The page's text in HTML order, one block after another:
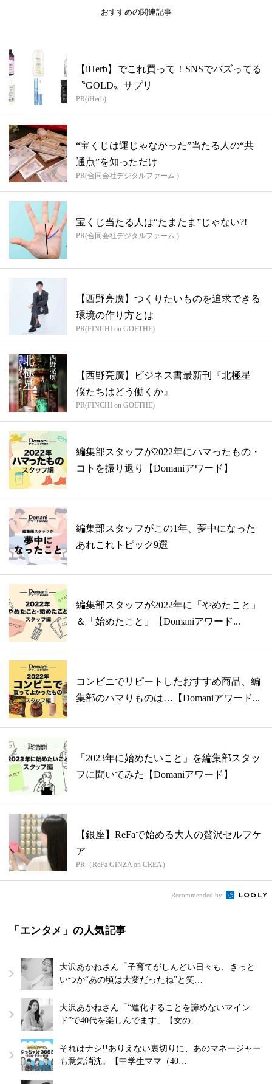
おすすめの関連記事
【iHerb】でこれ買って！SNSでバズってる
〝GOLD〟サプリ
PR(iHerb)
“宝くじは運じゃなかった”当たる人の“共
通点”を知っただけ
PR(合同会社デジタルファーム )
宝くじ当たる人は“たまたま”じゃない?!
PR(合同会社デジタルファーム )
【西野亮廣】つくりたいものを追求できる
環境の作り方とは
PR(FINCHI on GOETHE)
【西野亮廣】ビジネス書最新刊『北極星
僕たちはどう働くか』
PR(FINCHI on GOETHE)
編集部スタッフが2022年にハマったもの・
コトを振り返り【Domaniアワード】
編集部スタッフがこの1年、夢中になった
あれこれトピック9選
編集部スタッフが2022年に「やめたこと」
＆「始めたこと」【Domaniアワード...
コンビニでリピートしたおすすめ商品、編
集部のハマりものは…【Domaniアワード...
「2023年に始めたいこと」を編集部スタッ
フに聞いてみた【Domaniアワード】
【銀座】ReFaで始める大人の贅沢セルフケ
ア
PR（ReFa GINZA on CREA）
Recommended by
「エンタメ」の人気記事
大沢あかねさん「子育てがしんどい日々も、きっと
いつか“あの頃は大変だったね”と笑…
大沢あかねさん「“進化することを諦めないマイン
ド”で40代を楽しんでます」【女の…
それはナシ!!ありえない裏切りに、あのマネージャー
も意気消沈。【中学生ママ（40…